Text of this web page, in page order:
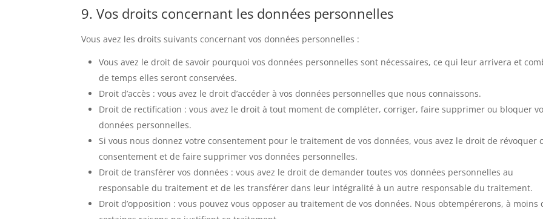
9. Vos droits concernant les données personnelles
Vous avez les droits suivants concernant vos données personnelles :
Vous avez le droit de savoir pourquoi vos données personnelles sont nécessaires, ce qui leur arrivera et
de temps elles seront conservées.
Droit d’accès : vous avez le droit d’accéder à vos données personnelles que nous connaissons.
Droit de rectification : vous avez le droit à tout moment de compléter, corriger, faire supprimer ou bloquer
données personnelles.
Si vous nous donnez votre consentement pour le traitement de vos données, vous avez le droit de révoquer
consentement et de faire supprimer vos données personnelles.
Droit de transférer vos données : vous avez le droit de demander toutes vos données personnelles au
responsable du traitement et de les transférer dans leur intégralité à un autre responsable du traitement.
Droit d’opposition : vous pouvez vous opposer au traitement de vos données. Nous obtempérerons, à moins